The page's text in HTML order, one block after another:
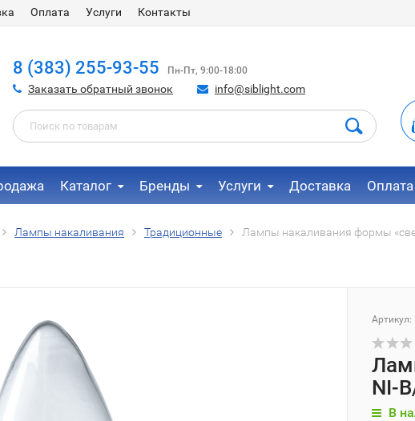
Оплата Услуги Контакты
8 (383) 255-93-55 Пн-Пт, 9:00-18:00
Заказать обратный звонок info@siblight.com
Каталог Бренды Услуги Доставка Оплата
Лампы накаливания Традиционные Лампы накаливания формы
Артикул:
NI-
В